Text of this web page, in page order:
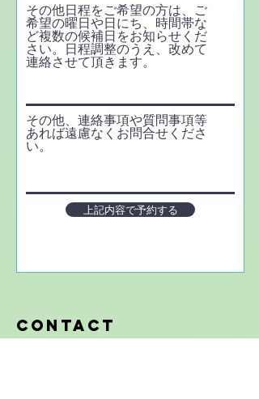
その他日程をご希望の方は、ご
希望の曜日や日にち、時間帯な
ど複数の候補日をお知らせくだ
さい。日程調整のうえ、改めて
連絡させて頂きます。
その他、連絡事項や質問事項等
あれば遠慮なくお問合せくださ
い。
上記内容で予約する
Contact